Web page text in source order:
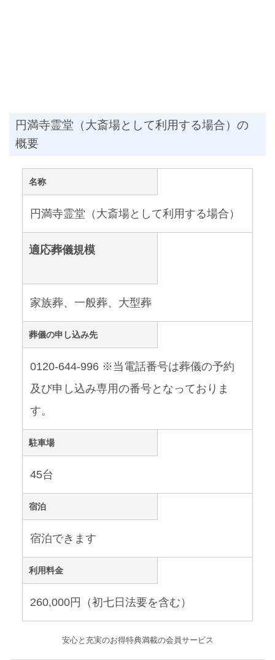
円満寺霊堂（大斎場として利用する場合）の
概要
名称
円満寺霊堂（大斎場として利用する場合）
適応葬儀規模
家族葬、一般葬、大型葬
葬儀の申し込み先
0120-644-996 ※当電話番号は葬儀の予約
及び申し込み専用の番号となっておりま
す。
駐車場
45台
宿泊
宿泊できます
利用料金
260,000円（初七日法要を含む）
安心と充実のお得特典満載の会員サービス